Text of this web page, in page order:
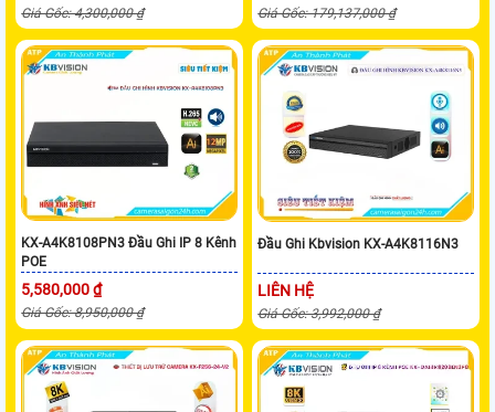
Giá Gốc: 4,300,000 ₫ Giá Gốc: 179,137,000 ₫
KX-A4K8108PN3 Đầu Ghi IP 8 Kênh
POE
5,580,000 ₫
Giá Gốc: 8,950,000 ₫
Đầu Ghi Kbvision KX-A4K8116N3
LIÊN HỆ
Giá Gốc: 3,992,000 ₫